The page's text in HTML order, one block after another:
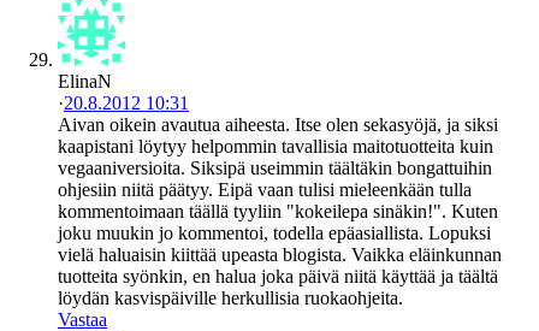
ElinaN
·20.8.2012 10:31
Aivan oikein avautua aiheesta. Itse olen sekasyöjä, ja siksi
kaapistani löytyy helpommin tavallisia maitotuotteita kuin
vegaaniversioita. Siksipä useimmin täältäkin bongattuihin
ohjesiin niitä päätyy. Eipä vaan tulisi mieleenkään tulla
kommentoimaan täällä tyyliin "kokeilepa sinäkin!". Kuten
joku muukin jo kommentoi, todella epäasiallista. Lopuksi
vielä haluaisin kiittää upeasta blogista. Vaikka eläinkunnan
tuotteita syönkin, en halua joka päivä niitä käyttää ja täältä
löydän kasvispäiville herkullisia ruokaohjeita.
Vastaa